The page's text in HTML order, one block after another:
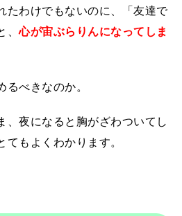
たわけでもないのに、「友達で
、心が宙ぶらりんになってしま
べきなのか。
、夜になると胸がざわついてし
もよくわかります。